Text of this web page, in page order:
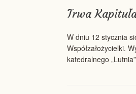
Trwa
W dniu 12 stycznia
Współzałożycielki.
katedralnego